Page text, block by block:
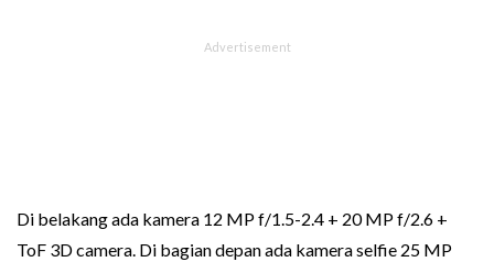
Di belakang ada kamera 12 MP f/1.5-2.4 + 20 MP f/2.6 +
ToF 3D camera. Di bagian depan ada kamera selfie 25 MP